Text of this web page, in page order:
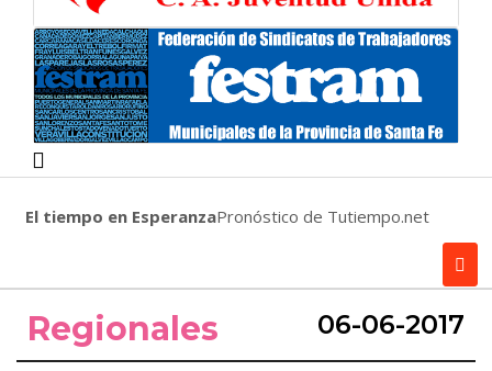
El tiempo en EsperanzaPronóstico de Tutiempo.net
Regionales 06-06-2017